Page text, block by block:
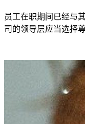
员工在职期间已经与
司的领导层应当选择